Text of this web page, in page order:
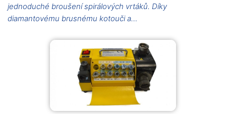
jednoduché broušení spirálových vrtáků. Díky
diamantovému brusnému kotouči a…